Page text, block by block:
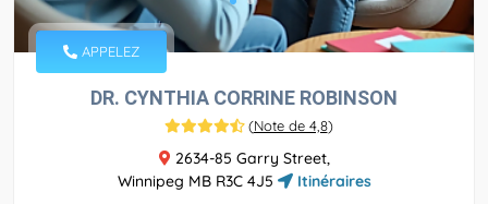
APPELEZ
DR. CYNTHIA CORRINE ROBINSON
(Note de 4,8)
2634-85 Garry Street,
Winnipeg MB R3C 4J5
Itinéraires